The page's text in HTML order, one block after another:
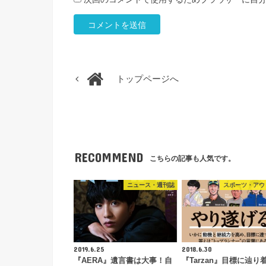
トップページへ
RECOMMEND こちらの記事も人気です。
ニュース・週刊誌
2019.6.25
『AERA』遺言書は大事！自
スポーツ・アウ
2018.6.30
『Tarzan』目標に辿り